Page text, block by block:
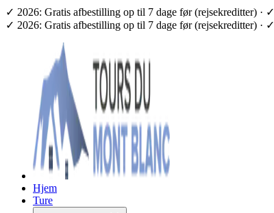
✓ 2026: Gratis afbestilling op til 7 dage før (rejsekreditter) ·
✓ 2026: Gratis afbestilling op til 7 dage før (rejsekreditter) ·
Hjem
Ture